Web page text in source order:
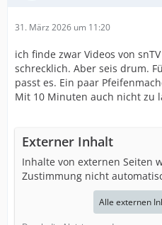
31. März 2026 um 11:20
ich finde zwar Videos von
schrecklich. Aber seis drum.
passt es. Ein paar
Mit 10 Minuten auch nicht zu
Externer Inhalt
Inhalte von externen Seiten
Zustimmung nicht
Alle externen